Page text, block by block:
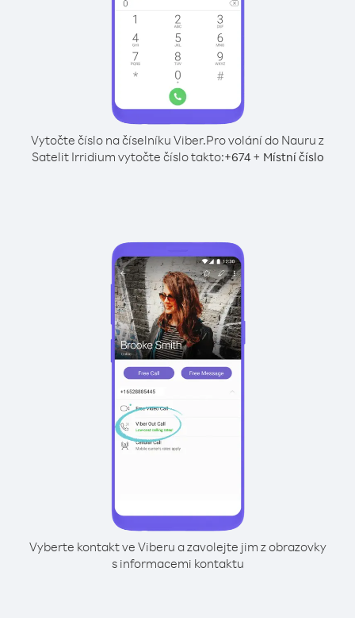
Vytočte číslo na číselníku Viber.Pro volání do Nauru z
Satelit Irridium vytočte číslo takto:+674+ Místní číslo
Vyberte kontakt ve Viberu a zavolejte jim z obrazovky
s informacemi kontaktu